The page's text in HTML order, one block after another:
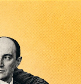
haben. Wir
und
Luft in die